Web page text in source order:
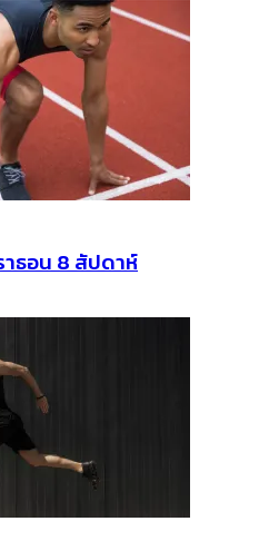
ธอน 8 สัปดาห์